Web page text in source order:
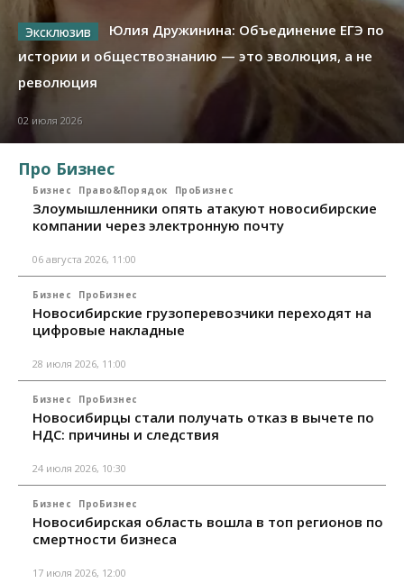
Юлия Дружинина: Объединение ЕГЭ по
истории и обществознанию — это эволюция, а не
революция
02 июля 2026
Про Бизнес
Бизнес Право&Порядок ПроБизнес
Злоумышленники опять атакуют новосибирские
компании через электронную почту
06 августа 2026, 11:00
Бизнес ПроБизнес
Новосибирские грузоперевозчики переходят на
цифровые накладные
28 июля 2026, 11:00
Бизнес ПроБизнес
Новосибирцы стали получать отказ в вычете по
НДС: причины и следствия
24 июля 2026, 10:30
Бизнес ПроБизнес
Новосибирская область вошла в топ регионов по
смертности бизнеса
17 июля 2026, 12:00